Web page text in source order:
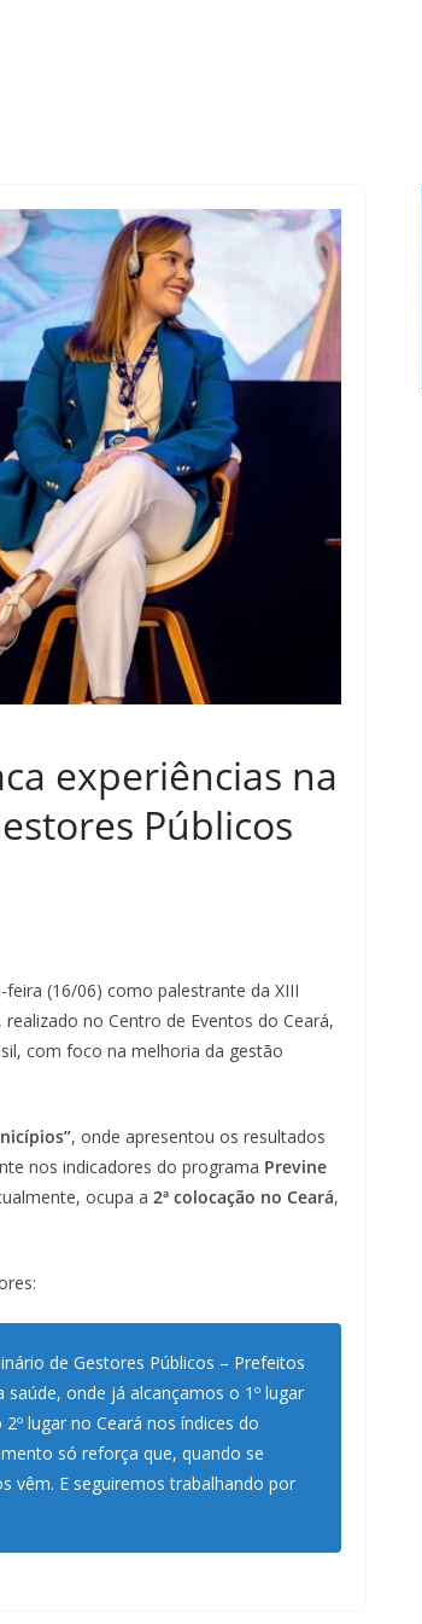
experiências na
Públicos
(16/06) como palestrante da XIII
no Centro de Eventos do Ceará,
com foco na melhoria da gestão
, onde apresentou os resultados
nos indicadores do programa Previne
ocupa a 2ª colocação no Ceará,
de Gestores Públicos – Prefeitos
onde já alcançamos o 1º lugar
lugar no Ceará nos índices do
só reforça que, quando se
vêm. E seguiremos trabalhando por